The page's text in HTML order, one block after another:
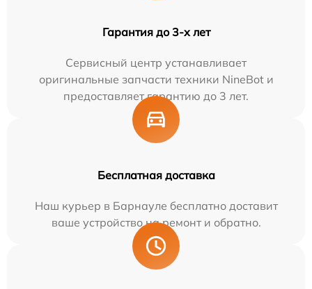
Гарантия до 3-х лет
Сервисный центр устанавливает
оригинальные запчасти техники NineBot и
предоставляет гарантию до 3 лет.
Бесплатная доставка
Наш курьер в Барнауле бесплатно доставит
ваше устройство на ремонт и обратно.